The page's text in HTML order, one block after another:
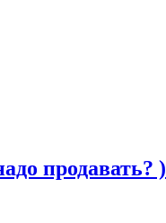
продавать? )